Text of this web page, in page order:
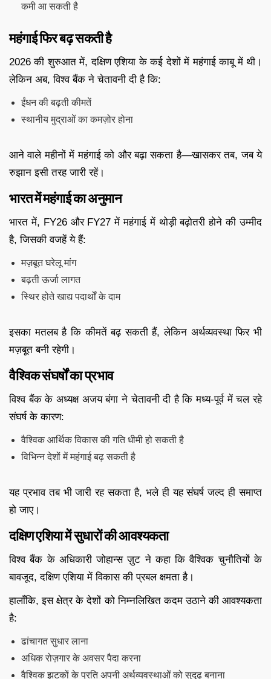
कमी आ सकती है
महंगाई फिर बढ़ सकती है
2026 की शुरुआत में, दक्षिण एशिया के कई देशों में महंगाई काबू में थी।
लेकिन अब, विश्व बैंक ने चेतावनी दी है कि:
ईंधन की बढ़ती कीमतें
स्थानीय मुद्राओं का कमज़ोर होना
आने वाले महीनों में महंगाई को और बढ़ा सकता है—खासकर तब, जब ये
रुझान इसी तरह जारी रहें।
भारत में महंगाई का अनुमान
भारत में, FY26 और FY27 में महंगाई में थोड़ी बढ़ोतरी होने की उम्मीद
है, जिसकी वजहें ये हैं:
मज़बूत घरेलू मांग
बढ़ती ऊर्जा लागत
स्थिर होते खाद्य पदार्थों के दाम
इसका मतलब है कि कीमतें बढ़ सकती हैं, लेकिन अर्थव्यवस्था फिर भी
मज़बूत बनी रहेगी।
वैश्विक संघर्षों का प्रभाव
विश्व बैंक के अध्यक्ष अजय बंगा ने चेतावनी दी है कि मध्य-पूर्व में चल रहे
संघर्ष के कारण:
वैश्विक आर्थिक विकास की गति धीमी हो सकती है
विभिन्न देशों में महंगाई बढ़ सकती है
यह प्रभाव तब भी जारी रह सकता है, भले ही यह संघर्ष जल्द ही समाप्त
हो जाए।
दक्षिण एशिया में सुधारों की आवश्यकता
विश्व बैंक के अधिकारी जोहान्स ज़ुट ने कहा कि वैश्विक चुनौतियों के
बावजूद, दक्षिण एशिया में विकास की प्रबल क्षमता है।
हालाँकि, इस क्षेत्र के देशों को निम्नलिखित कदम उठाने की आवश्यकता
है:
ढांचागत सुधार लाना
अधिक रोज़गार के अवसर पैदा करना
वैश्विक झटकों के प्रति अपनी अर्थव्यवस्थाओं को सुदृढ़ बनाना